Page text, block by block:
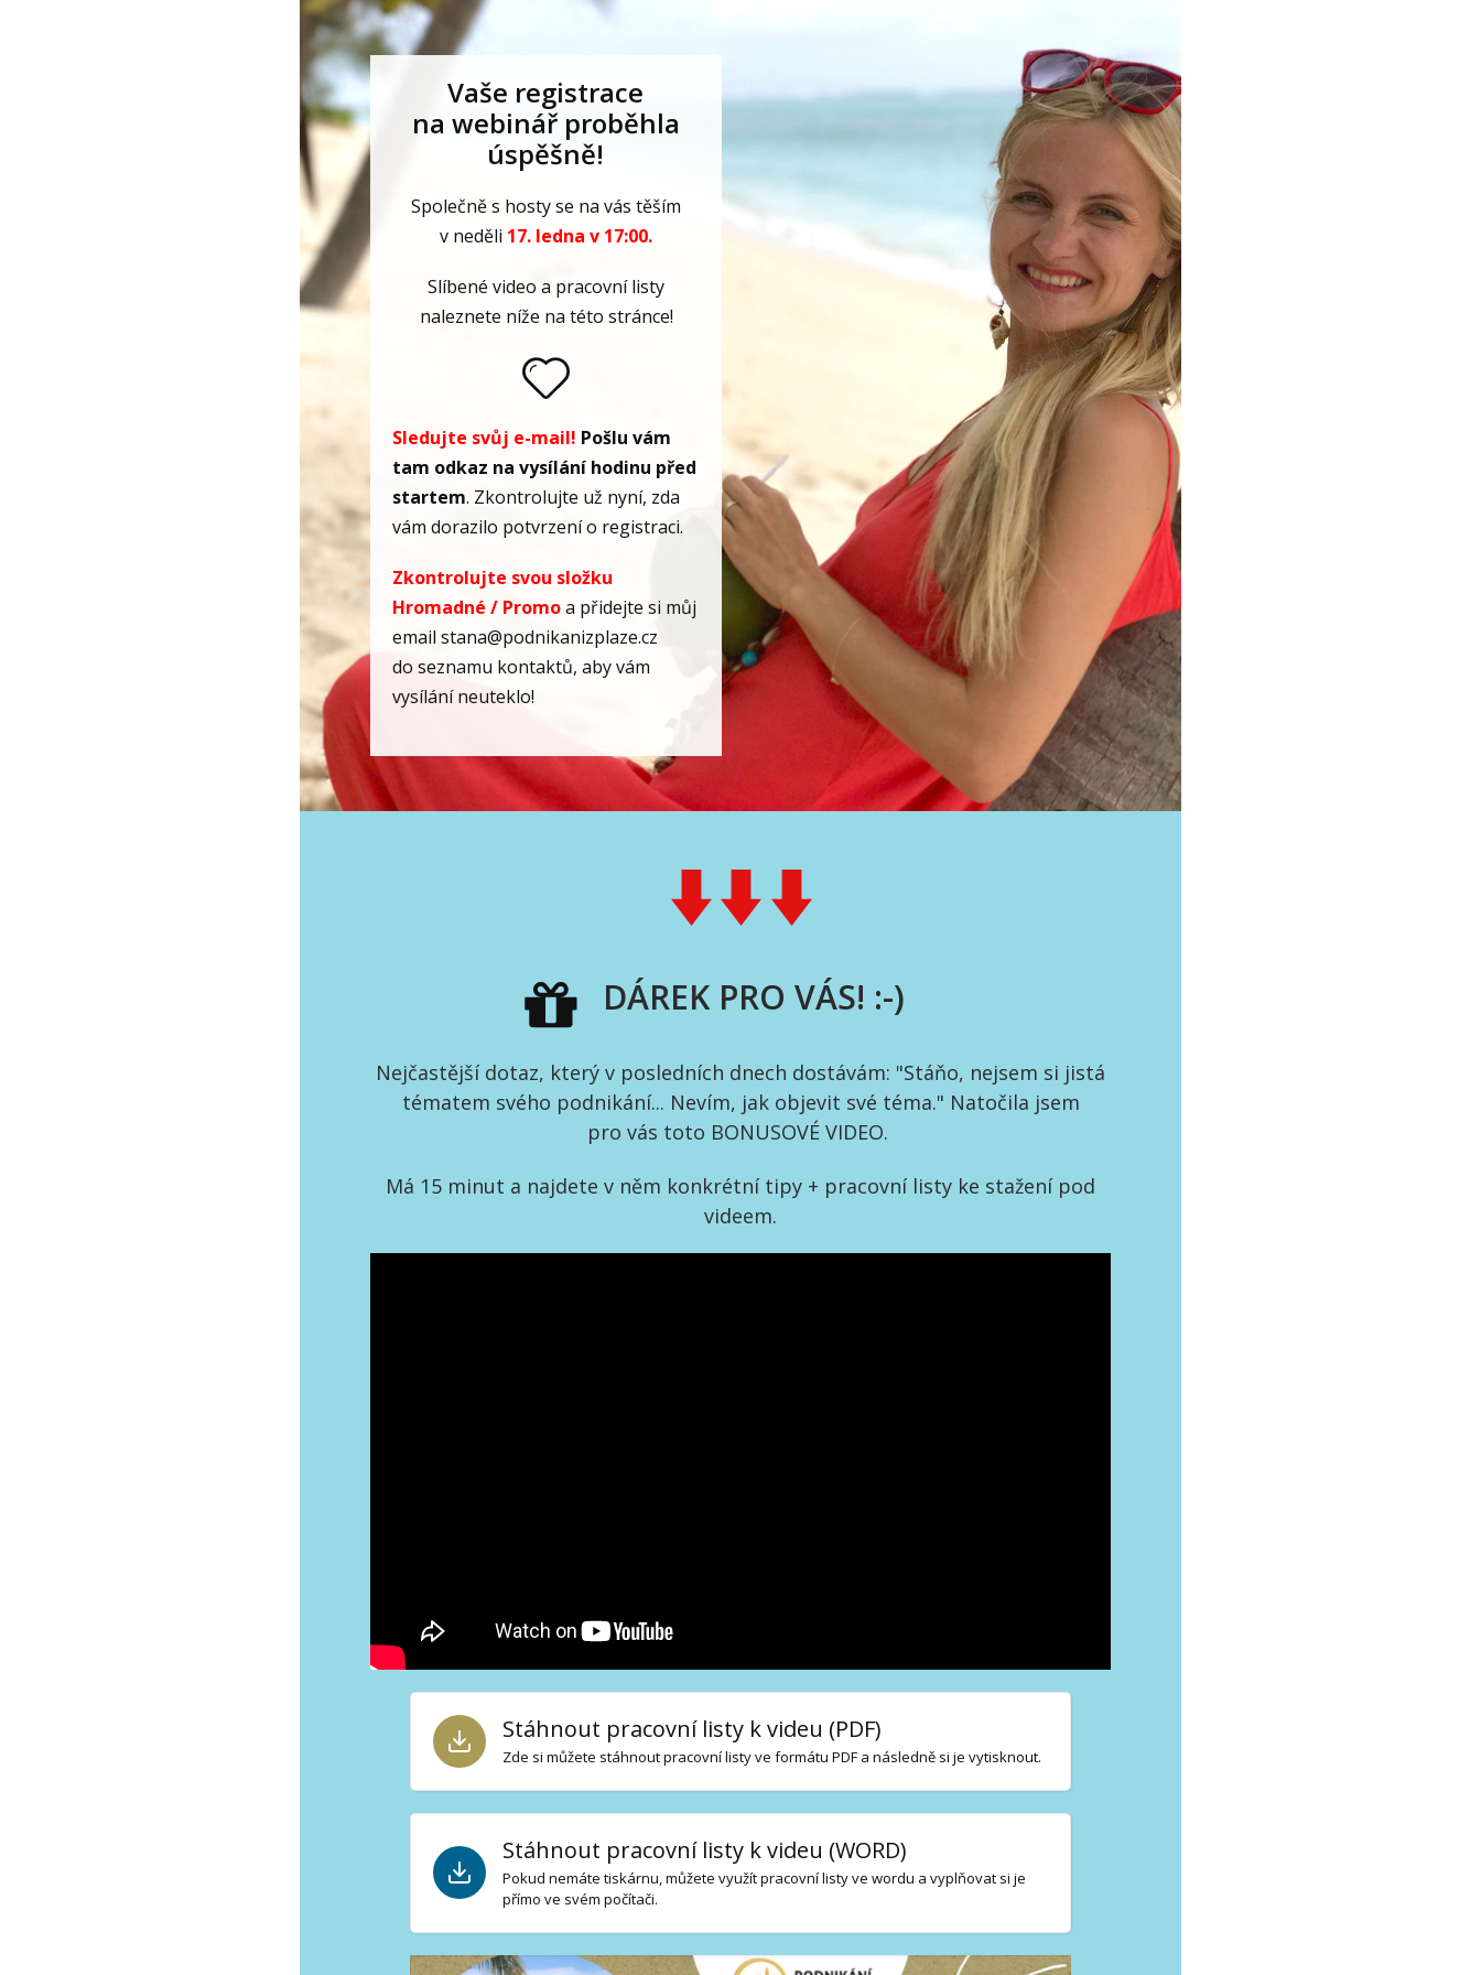
Vaše registrace
na webinář proběhla
úspěšně!
Společně s hosty se na vás těším
v neděli 17. ledna v 17:00.
Slíbené video a pracovní listy
naleznete níže na této stránce!
Sledujte svůj e-mail! Pošlu vám
tam odkaz na vysílání hodinu před
startem. Zkontrolujte už nyní, zda
vám dorazilo potvrzení o registraci.
Zkontrolujte svou složku
Hromadné / Promoa přidejte si můj
email stana@podnikanizplaze.cz
do seznamu kontaktů, aby vám
vysílání neuteklo!
DÁREK PRO VÁS! :-)
Nejčastější dotaz, který v posledních dnech dostávám: "Stáňo, nejsem si jistá
tématem svého podnikání... Nevím, jak objevit své téma." Natočila jsem
pro vás toto BONUSOVÉ VIDEO.
Má 15 minut a najdete v něm konkrétní tipy + pracovní listy ke stažení pod
videem.
Stáhnout pracovní listy k videu (PDF)
Zde si můžete stáhnout pracovní listy ve formátu PDF a následně si je vytisknout.
Stáhnout pracovní listy k videu (WORD)
Pokud nemáte tiskárnu, můžete využít pracovní listy ve wordu a vyplňovat si je
přímo ve svém počítači.